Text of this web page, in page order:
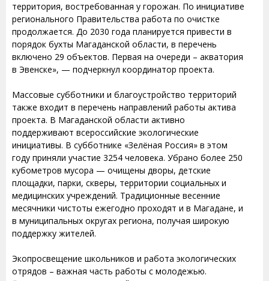
территория, востребованная у горожан. По инициативе
регионального Правительства работа по очистке
продолжается. До 2030 года планируется привести в
порядок бухты Магаданской области, в перечень
включено 29 объектов. Первая на очереди – акватория
в Эвенске», — подчеркнул координатор проекта.
Массовые субботники и благоустройство территорий
также входит в перечень направлений работы актива
проекта. В Магаданской области активно
поддерживают всероссийские экологические
инициативы. В субботнике «Зелёная Россия» в этом
году приняли участие 3254 человека. Убрано более 250
кубометров мусора — очищены дворы, детские
площадки, парки, скверы, территории социальных и
медицинских учреждений. Традиционные весенние
месячники чистоты ежегодно проходят и в Магадане, и
в муниципальных округах региона, получая широкую
поддержку жителей.
Экопросвещение школьников и работа экологических
отрядов – важная часть работы с молодежью.